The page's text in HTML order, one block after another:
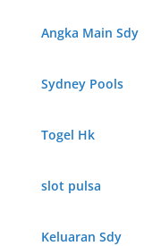
Angka Main Sdy
Sydney Pools
Togel Hk
slot pulsa
Keluaran Sdy